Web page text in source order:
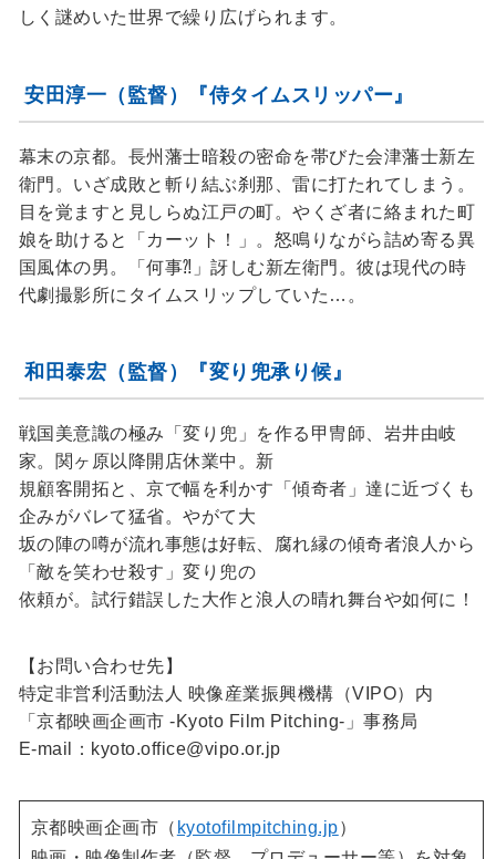
しく謎めいた世界で繰り広げられます。
安田淳一（監督）『侍タイムスリッパー』
幕末の京都。長州藩士暗殺の密命を帯びた会津藩士新左
衛門。いざ成敗と斬り結ぶ刹那、雷に打たれてしまう。
目を覚ますと見しらぬ江戸の町。やくざ者に絡まれた町
娘を助けると「カーット！」。怒鳴りながら詰め寄る異
国風体の男。「何事⁈」訝しむ新左衛門。彼は現代の時
代劇撮影所にタイムスリップしていた…。
和田泰宏（監督）『変り兜承り候』
戦国美意識の極み「変り兜」を作る甲冑師、岩井由岐
家。関ヶ原以降開店休業中。新
規顧客開拓と、京で幅を利かす「傾奇者」達に近づくも
企みがバレて猛省。やがて大
坂の陣の噂が流れ事態は好転、腐れ縁の傾奇者浪人から
「敵を笑わせ殺す」変り兜の
依頼が。試行錯誤した大作と浪人の晴れ舞台や如何に！
【お問い合わせ先】
特定非営利活動法人 映像産業振興機構（VIPO）内
「京都映画企画市 -Kyoto Film Pitching-」事務局
E-mail：kyoto.office@vipo.or.jp
京都映画企画市（ kyotofilmpitching.jp）